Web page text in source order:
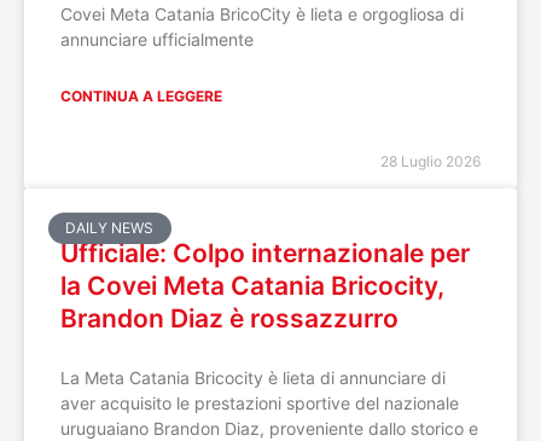
Covei Meta Catania BricoCity è lieta e orgogliosa di
annunciare ufficialmente
CONTINUA A LEGGERE
28 Luglio 2026
DAILY NEWS
Ufficiale: Colpo internazionale per
la Covei Meta Catania Bricocity,
Brandon Diaz è rossazzurro
La Meta Catania Bricocity è lieta di annunciare di
aver acquisito le prestazioni sportive del nazionale
uruguaiano Brandon Diaz, proveniente dallo storico e